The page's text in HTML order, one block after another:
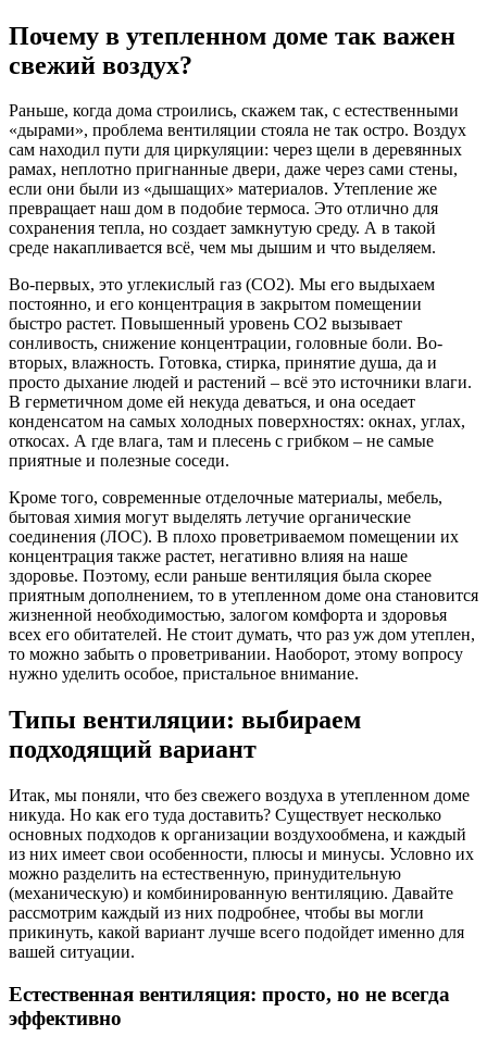
Почему в утепленном доме так важен
свежий воздух?
Раньше, когда дома строились, скажем так, с естественными
«дырами», проблема вентиляции стояла не так остро. Воздух
сам находил пути для циркуляции: через щели в деревянных
рамах, неплотно пригнанные двери, даже через сами стены,
если они были из «дышащих» материалов. Утепление же
превращает наш дом в подобие термоса. Это отлично для
сохранения тепла, но создает замкнутую среду. А в такой
среде накапливается всё, чем мы дышим и что выделяем.
Во-первых, это углекислый газ (CO2). Мы его выдыхаем
постоянно, и его концентрация в закрытом помещении
быстро растет. Повышенный уровень CO2 вызывает
сонливость, снижение концентрации, головные боли. Во-
вторых, влажность. Готовка, стирка, принятие душа, да и
просто дыхание людей и растений – всё это источники влаги.
В герметичном доме ей некуда деваться, и она оседает
конденсатом на самых холодных поверхностях: окнах, углах,
откосах. А где влага, там и плесень с грибком – не самые
приятные и полезные соседи.
Кроме того, современные отделочные материалы, мебель,
бытовая химия могут выделять летучие органические
соединения (ЛОС). В плохо проветриваемом помещении их
концентрация также растет, негативно влияя на наше
здоровье. Поэтому, если раньше вентиляция была скорее
приятным дополнением, то в утепленном доме она становится
жизненной необходимостью, залогом комфорта и здоровья
всех его обитателей. Не стоит думать, что раз уж дом утеплен,
то можно забыть о проветривании. Наоборот, этому вопросу
нужно уделить особое, пристальное внимание.
Типы вентиляции: выбираем
подходящий вариант
Итак, мы поняли, что без свежего воздуха в утепленном доме
никуда. Но как его туда доставить? Существует несколько
основных подходов к организации воздухообмена, и каждый
из них имеет свои особенности, плюсы и минусы. Условно их
можно разделить на естественную, принудительную
(механическую) и комбинированную вентиляцию. Давайте
рассмотрим каждый из них подробнее, чтобы вы могли
прикинуть, какой вариант лучше всего подойдет именно для
вашей ситуации.
Естественная вентиляция: просто, но не всегда
эффективно